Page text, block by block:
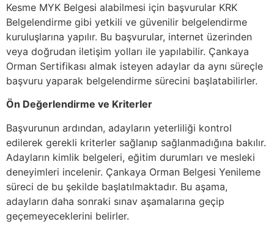
Kesme MYK Belgesi alabilmesi için başvurular KRK
Belgelendirme gibi yetkili ve güvenilir belgelendirme
kuruluşlarına yapılır. Bu başvurular, internet üzerinden
veya doğrudan iletişim yolları ile yapılabilir. Çankaya
Orman Sertifikası almak isteyen adaylar da aynı süreçle
başvuru yaparak belgelendirme sürecini başlatabilirler.
Ön Değerlendirme ve Kriterler
Başvurunun ardından, adayların yeterliliği kontrol
edilerek gerekli kriterler sağlanıp sağlanmadığına bakılır.
Adayların kimlik belgeleri, eğitim durumları ve mesleki
deneyimleri incelenir. Çankaya Orman Belgesi Yenileme
süreci de bu şekilde başlatılmaktadır. Bu aşama,
adayların daha sonraki sınav aşamalarına geçip
geçemeyeceklerini belirler.